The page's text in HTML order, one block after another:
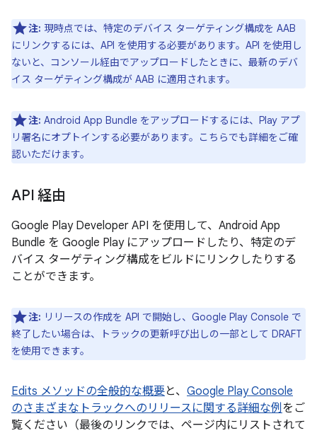
注: 現時点では、特定のデバイス ターゲティング構成を AAB
にリンクするには、API を使用する必要があります。API を使用し
ないと、コンソール経由でアップロードしたときに、最新のデバ
イス ターゲティング構成が AAB に適用されます。
注: Android App Bundle をアップロードするには、Play アプ
リ署名にオプトインする必要があります。こちらでも詳細をご確
認いただけます。
API 経由
Google Play Developer API を使用して、Android App
Bundle を Google Play にアップロードしたり、特定のデ
バイス ターゲティング構成をビルドにリンクしたりする
ことができます。
注: リリースの作成を API で開始し、Google Play Console で
終了したい場合は、トラックの更新呼び出しの一部として DRAFT
を使用できます。
Edits メソッドの全般的な概要と、 Google Play Console
のさまざまなトラックへのリリースに関する詳細な例をご
覧ください（最後のリンクでは、ページ内にリストされて